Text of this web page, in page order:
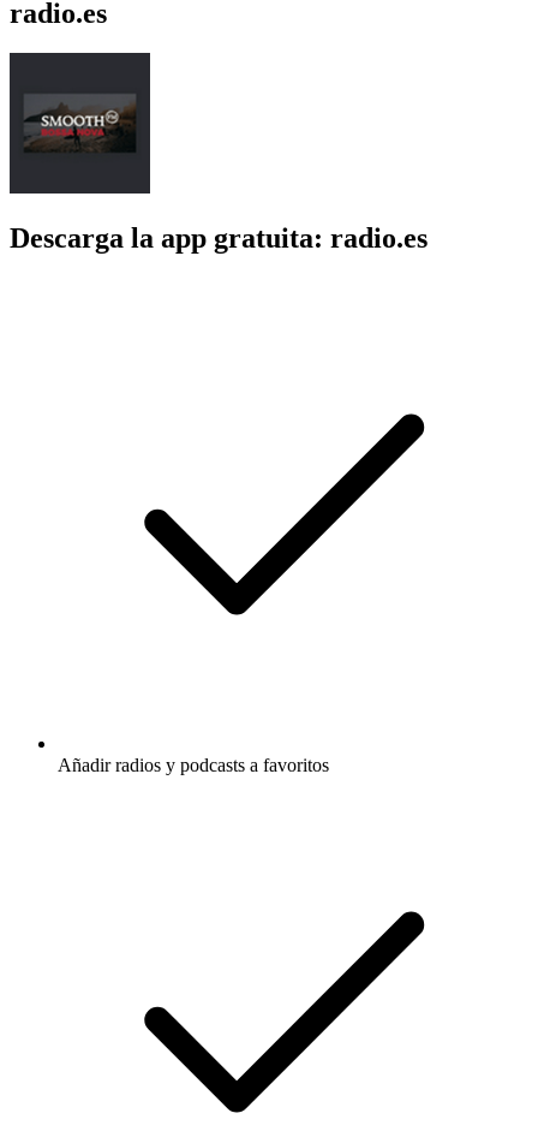
radio.es
Descarga la app gratuita: radio.es
Añadir radios y podcasts a favoritos